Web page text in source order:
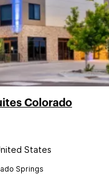
Colorado
States
Springs